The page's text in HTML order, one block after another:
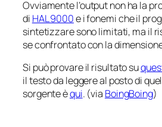
Ovviamente l’output non ha la
di HAL 9000e i fonemi che il
sintetizzare sono limitati, ma il
se confrontato con la
Si può provare il risultato su
il testo da leggere al posto di
sorgente èqui. (via BoingBoing)